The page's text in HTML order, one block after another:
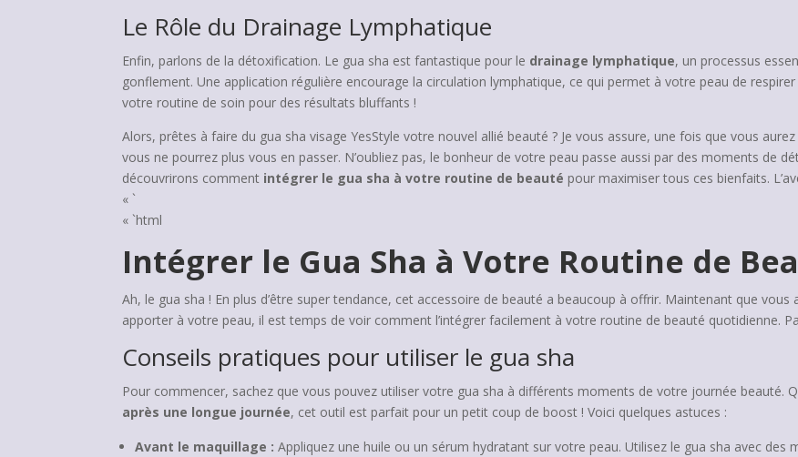
Le Rôle du Drainage Lymphatique
Enfin, parlons de la détoxification. Le gua sha est fantastique pour le drainage lymphatique, un processus
gonflement. Une application régulière encourage la circulation lymphatique, ce qui permet à votre peau de
votre routine de soin pour des résultats bluffants !
Alors, prêtes à faire du gua sha visage YesStyle votre nouvel allié beauté ? Je vous assure, une fois que vous
vous ne pourrez plus vous en passer. N’oubliez pas, le bonheur de votre peau passe aussi par des moments de
découvrirons comment intégrer le gua sha à votre routine de beauté pour maximiser tous ces bienfaits.
« `
« `html
Intégrer le Gua Sha à Votre Routine de
Ah, le gua sha ! En plus d’être super tendance, cet accessoire de beauté a beaucoup à offrir. Maintenant que
apporter à votre peau, il est temps de voir comment l’intégrer facilement à votre routine de beauté quotidienne.
Conseils pratiques pour utiliser le gua sha
Pour commencer, sachez que vous pouvez utiliser votre gua sha à différents moments de votre journée beauté.
après une longue journée, cet outil est parfait pour un petit coup de boost ! Voici quelques astuces :
Avant le maquillage : Appliquez une huile ou un sérum hydratant sur votre peau. Utilisez le gua sha avec